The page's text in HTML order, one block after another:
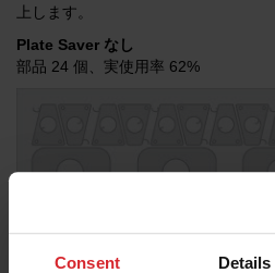
Consent Details
上します。
Plate Saver なし
部品 24 個、実使用率 62%